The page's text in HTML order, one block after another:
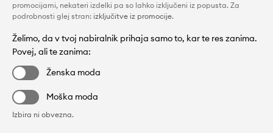
promocijami, nekateri izdelki pa so lahko izključeni iz popusta. Za
podrobnosti glej stran: izključitve iz promocije.
Želimo, da v tvoj nabiralnik prihaja samo to, kar te res zanima.
Povej, ali te zanima:
Ženska moda
Moška moda
Izbira ni obvezna.